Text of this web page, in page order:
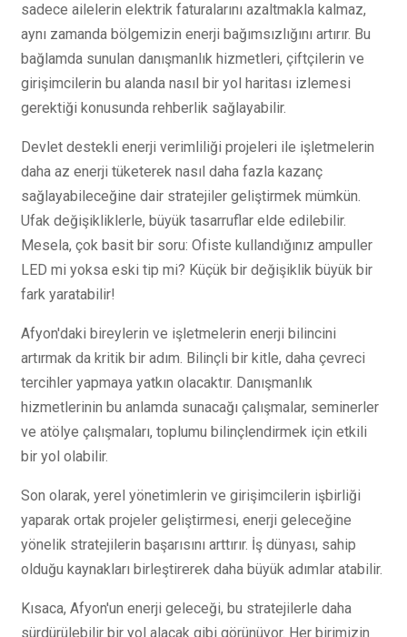
sadece ailelerin elektrik faturalarını azaltmakla kalmaz,
aynı zamanda bölgemizin enerji bağımsızlığını artırır. Bu
bağlamda sunulan danışmanlık hizmetleri, çiftçilerin ve
girişimcilerin bu alanda nasıl bir yol haritası izlemesi
gerektiği konusunda rehberlik sağlayabilir.
Devlet destekli enerji verimliliği projeleri ile işletmelerin
daha az enerji tüketerek nasıl daha fazla kazanç
sağlayabileceğine dair stratejiler geliştirmek mümkün.
Ufak değişikliklerle, büyük tasarruflar elde edilebilir.
Mesela, çok basit bir soru: Ofiste kullandığınız ampuller
LED mi yoksa eski tip mi? Küçük bir değişiklik büyük bir
fark yaratabilir!
Afyon'daki bireylerin ve işletmelerin enerji bilincini
artırmak da kritik bir adım. Bilinçli bir kitle, daha çevreci
tercihler yapmaya yatkın olacaktır. Danışmanlık
hizmetlerinin bu anlamda sunacağı çalışmalar, seminerler
ve atölye çalışmaları, toplumu bilinçlendirmek için etkili
bir yol olabilir.
Son olarak, yerel yönetimlerin ve girişimcilerin işbirliği
yaparak ortak projeler geliştirmesi, enerji geleceğine
yönelik stratejilerin başarısını arttırır. İş dünyası, sahip
olduğu kaynakları birleştirerek daha büyük adımlar atabilir.
Kısaca, Afyon'un enerji geleceği, bu stratejilerle daha
sürdürülebilir bir yol alacak gibi görünüyor. Her birimizin